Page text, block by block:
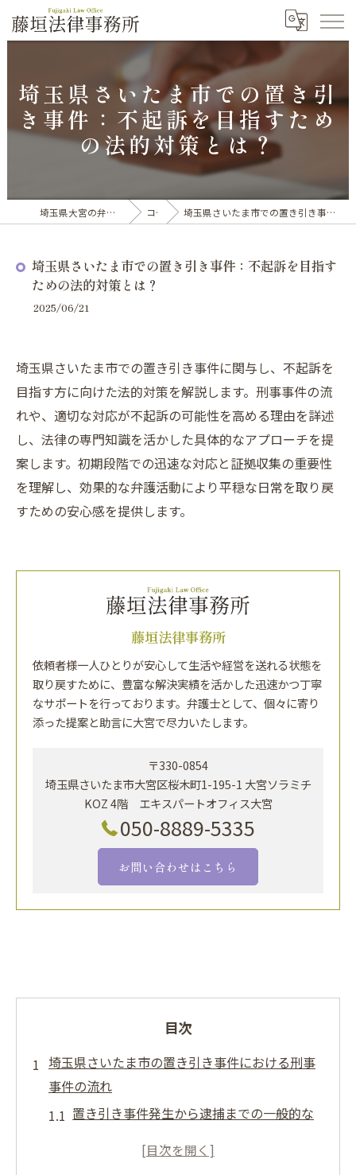
埼玉県さいたま市での置き引
き事件：不起訴を目指すため
の法的対策とは？
埼玉県大宮の弁護士なら藤垣法律事務所 コラム 埼玉県さいたま市での置き引き事件：不起訴を目指すための法的対策とは？
埼玉県さいたま市での置き引き事件：不起訴を目指す
ための法的対策とは？
2025/06/21
埼玉県さいたま市での置き引き事件に関与し、不起訴を
目指す方に向けた法的対策を解説します。刑事事件の流
れや、適切な対応が不起訴の可能性を高める理由を詳述
し、法律の専門知識を活かした具体的なアプローチを提
案します。初期段階での迅速な対応と証拠収集の重要性
を理解し、効果的な弁護活動により平穏な日常を取り戻
すための安心感を提供します。
藤垣法律事務所
依頼者様一人ひとりが安心して生活や経営を送れる状態を
取り戻すために、豊富な解決実績を活かした迅速かつ丁寧
なサポートを行っております。弁護士として、個々に寄り
添った提案と助言に大宮で尽力いたします。
〒330-0854
埼玉県さいたま市大宮区桜木町1-195-1 大宮ソラミチ
KOZ 4階 エキスパートオフィス大宮
050-8889-5335
お問い合わせはこちら
目次
埼玉県さいたま市の置き引き事件における刑事
事件の流れ
置き引き事件発生から逮捕までの一般的な
さいたま市での置き引き事件の調査手順と